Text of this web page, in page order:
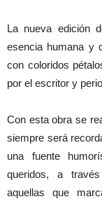
La nueva edición
esencia humana y
con coloridos
por el escritor y
Con esta obra se
siempre será
una fuente
queridos, a
aquellas que